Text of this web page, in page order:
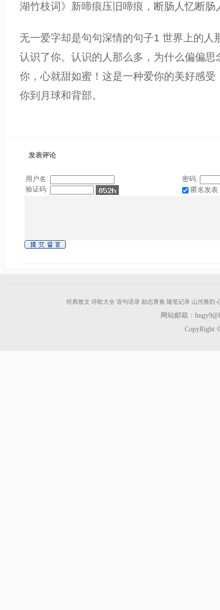
湖竹枝词》新啼痕压旧啼痕，断肠人忆断肠
无一爱字却是句句深情的句子1 世界上的人
认识了你。认识的人那么多，为什么偏偏思
你，心就甜如蜜！这是一种爱你的美好感受
你到月球和背部。
发表评论
用户名:
密码:
验证码:
匿名发表
经典散文 诗歌大全 语句语录 励志青春 随笔记录 山河雅韵
网站邮箱：
CopyRight